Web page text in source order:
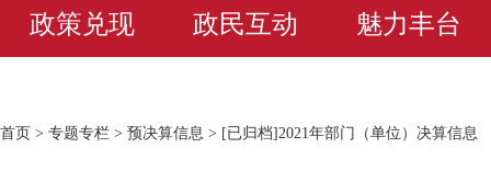
政策兑现 政民互动 魅力丰台
首页 > 专题专栏 > 预决算信息 > [已归档]2021年部门（单位）决算信息